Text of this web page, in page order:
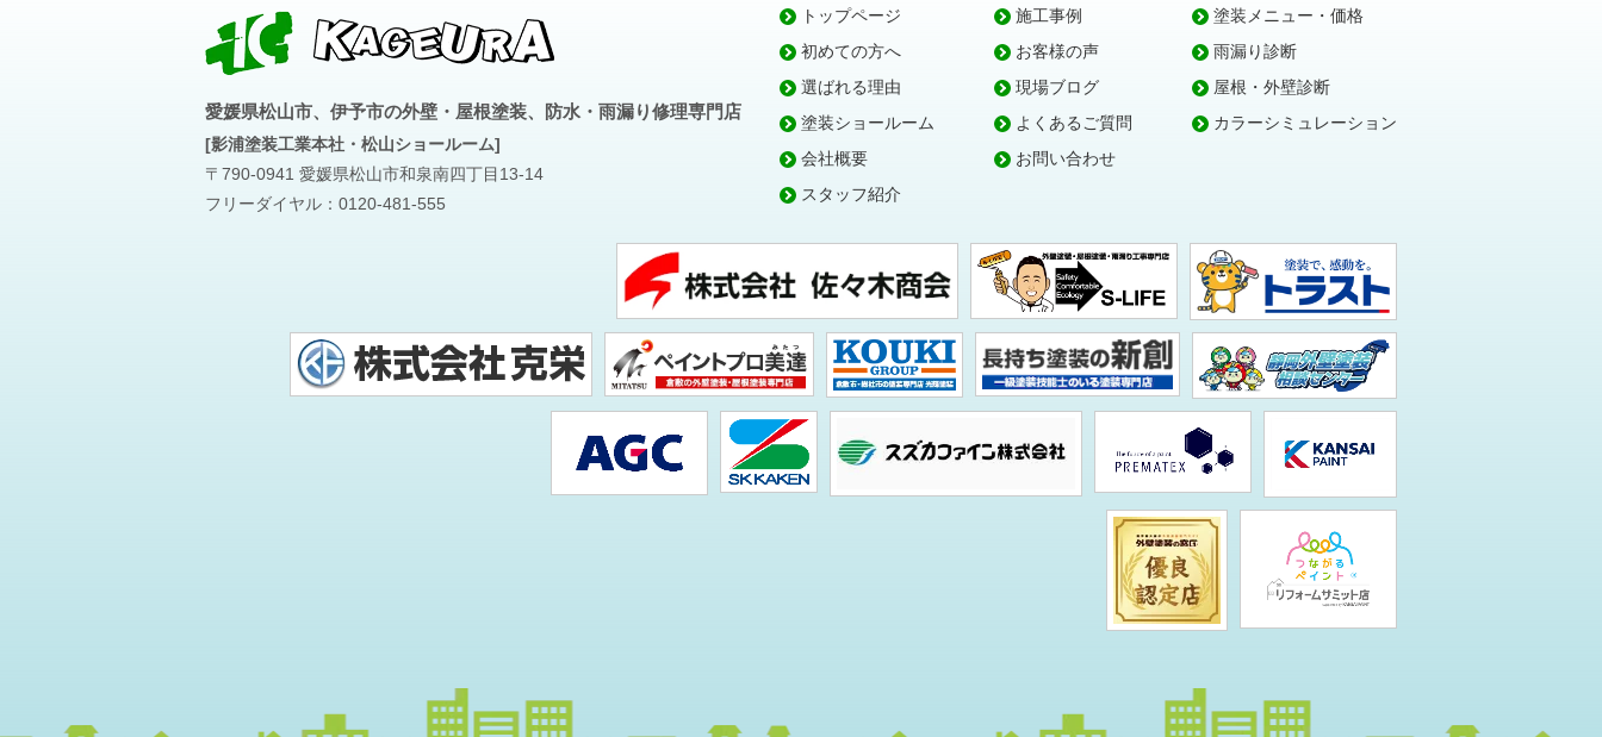
愛媛県松山市、伊予市の外壁・屋根塗装、防水・雨漏り修理専門店
[影浦塗装工業本社・松山ショールーム]
〒790-0941 愛媛県松山市和泉南四丁目13-14
フリーダイヤル： 0120-481-555
トップページ
初めての方へ
選ばれる理由
塗装ショールーム
会社概要
スタッフ紹介
施工事例
お客様の声
現場ブログ
よくあるご質問
お問い合わせ
塗装メニュー・価格
雨漏り診断
屋根・外壁診断
カラーシミュレーション